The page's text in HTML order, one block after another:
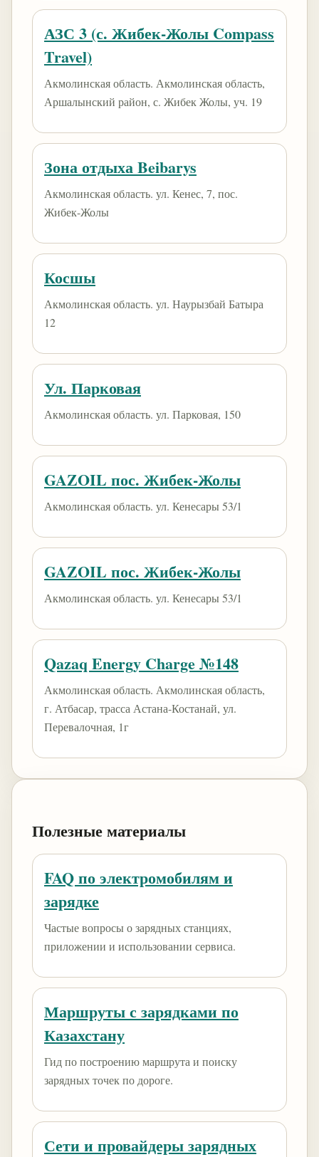
АЗС 3 (с. Жибек-Жолы Compass
Travel)
Акмолинская область. Акмолинская область,
Аршалынский район, с. Жибек Жолы, уч. 19
Зона отдыха Beibarys
Акмолинская область. ​ул. Кенес, 7​, пос.
Жибек-Жолы
Косшы
Акмолинская область. ул. Наурызбай Батыра
12
Ул. Парковая
Акмолинская область. ул. Парковая, 150
GAZOIL пос. Жибек-Жолы
Акмолинская область. ул. Кенесары 53/1
GAZOIL пос. Жибек-Жолы
Акмолинская область. ул. Кенесары 53/1
Qazaq Energy Charge №148
Акмолинская область. Акмолинская область,
г. Атбасар, трасса Астана-Костанай, ул.
Перевалочная, 1г
Полезные материалы
FAQ по электромобилям и
зарядке
Частые вопросы о зарядных станциях,
приложении и использовании сервиса.
Маршруты с зарядками по
Казахстану
Гид по построению маршрута и поиску
зарядных точек по дороге.
Сети и провайдеры зарядных